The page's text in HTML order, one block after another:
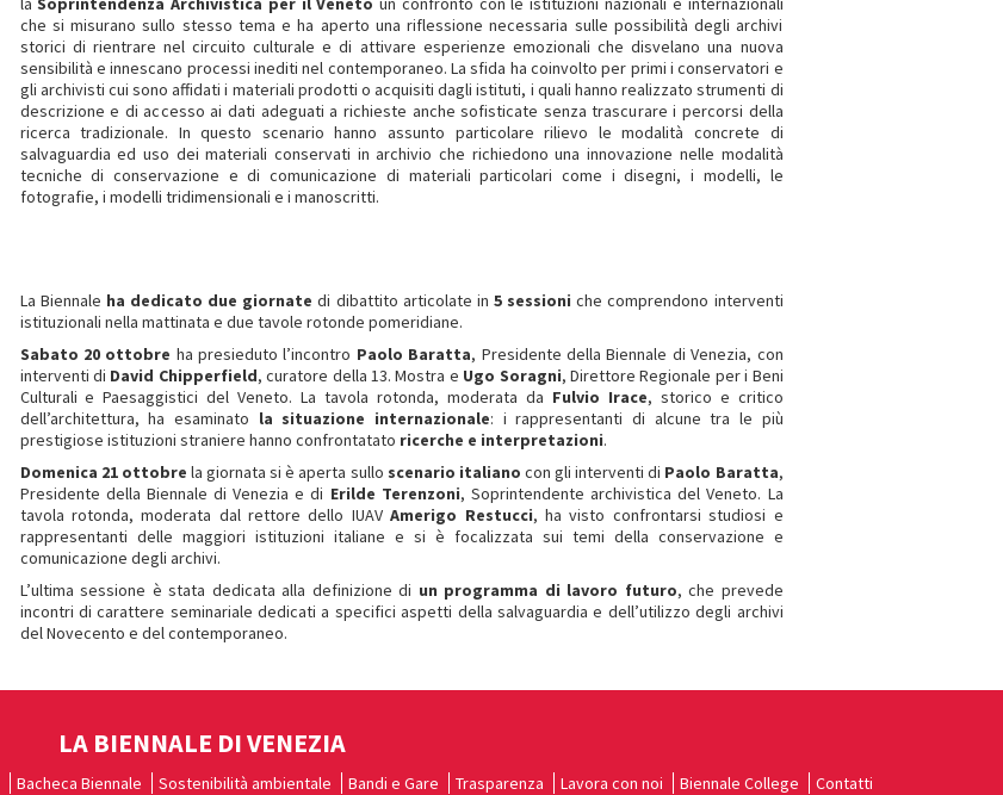
che si misurano sullo stesso tema e ha aperto una riflessione necessaria sulle possibilità degli archivi
storici di rientrare nel circuito culturale e di attivare esperienze emozionali che disvelano una nuova
sensibilità e innescano processi inediti nel contemporaneo. La sfida ha coinvolto per primi i conservatori e
gli archivisti cui sono affidati i materiali prodotti o acquisiti dagli istituti, i quali hanno realizzato strumenti di
descrizione e di accesso ai dati adeguati a richieste anche sofisticate senza trascurare i percorsi della
ricerca tradizionale. In questo scenario hanno assunto particolare rilievo le modalità concrete di
salvaguardia ed uso dei materiali conservati in archivio che richiedono una innovazione nelle modalità
tecniche di conservazione e di comunicazione di materiali particolari come i disegni, i modelli, le
fotografie, i modelli tridimensionali e i manoscritti.
La Biennale ha dedicato due giornate di dibattito articolate in 5 sessioni che comprendono interventi
istituzionali nella mattinata e due tavole rotonde pomeridiane.
Sabato 20 ottobre ha presieduto l’incontro Paolo Baratta, Presidente della Biennale di Venezia, con
interventi di David Chipperfield, curatore della 13. Mostra e Ugo Soragni, Direttore Regionale per i Beni
Culturali e Paesaggistici del Veneto. La tavola rotonda, moderata da Fulvio Irace, storico e critico
dell’architettura, ha esaminato la situazione internazionale: i rappresentanti di alcune tra le più
prestigiose istituzioni straniere hanno confrontatato ricerche e interpretazioni.
Domenica 21 ottobre la giornata si è aperta sullo scenario italiano con gli interventi di Paolo Baratta,
Presidente della Biennale di Venezia e di Erilde Terenzoni, Soprintendente archivistica del Veneto. La
tavola rotonda, moderata dal rettore dello IUAVAmerigo Restucci, ha visto confrontarsi studiosi e
rappresentanti delle maggiori istituzioni italiane e si è focalizzata sui temi della conservazione e
comunicazione degli archivi.
L’ultima sessione è stata dedicata alla definizione di un programma di lavoro futuro, che prevede
incontri di carattere seminariale dedicati a specifici aspetti della salvaguardia e dell’utilizzo degli archivi
del Novecento e del contemporaneo.
LA BIENNALE DI VENEZIA
Bacheca Biennale Sostenibilità ambientale Bandi e Gare Trasparenza Lavora con noi Biennale College Contatti